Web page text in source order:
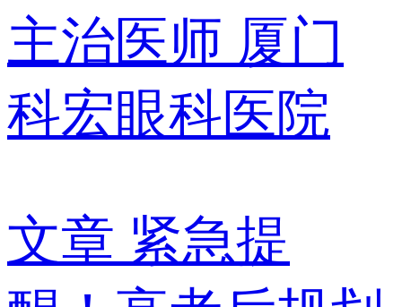
主治医师 厦门
科宏眼科医院
文章 紧急提